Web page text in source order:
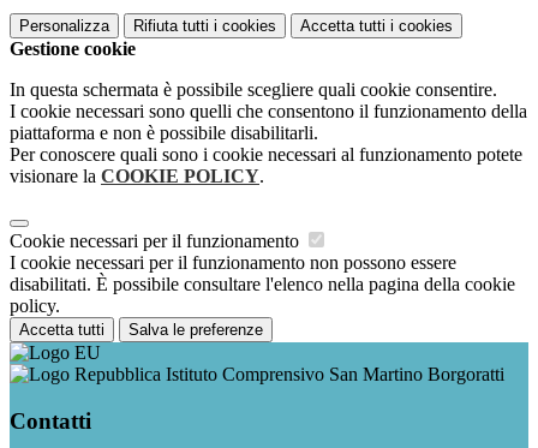
Personalizza Rifiuta tutti i cookies Accetta tutti i cookies
Gestione cookie
In questa schermata è possibile scegliere quali cookie consentire.
I cookie necessari sono quelli che consentono il funzionamento della
piattaforma e non è possibile disabilitarli.
Per conoscere quali sono i cookie necessari al funzionamento potete
visionare la COOKIE POLICY.
Cookie necessari per il funzionamento
I cookie necessari per il funzionamento non possono essere
disabilitati. È possibile consultare l'elenco nella pagina della cookie
policy.
Accetta tutti Salva le preferenze
Istituto Comprensivo San Martino Borgoratti
Contatti